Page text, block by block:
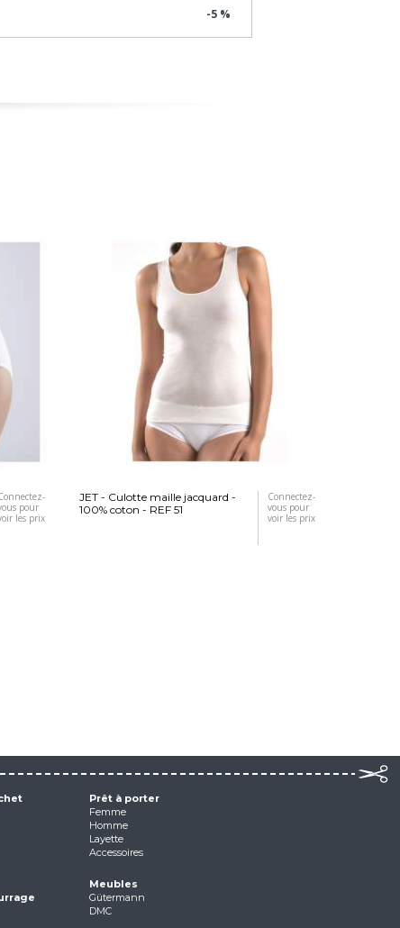
-5 %
pour
les prix
JET - Culotte maille jacquard -
100% coton - REF 51
Connectez-
vous pour
voir les prix
Prêt à porter
Femme
Homme
Layette
Accessoires
Meubles
Gütermann
DMC